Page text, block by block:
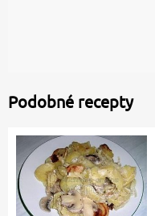
Podobné recepty